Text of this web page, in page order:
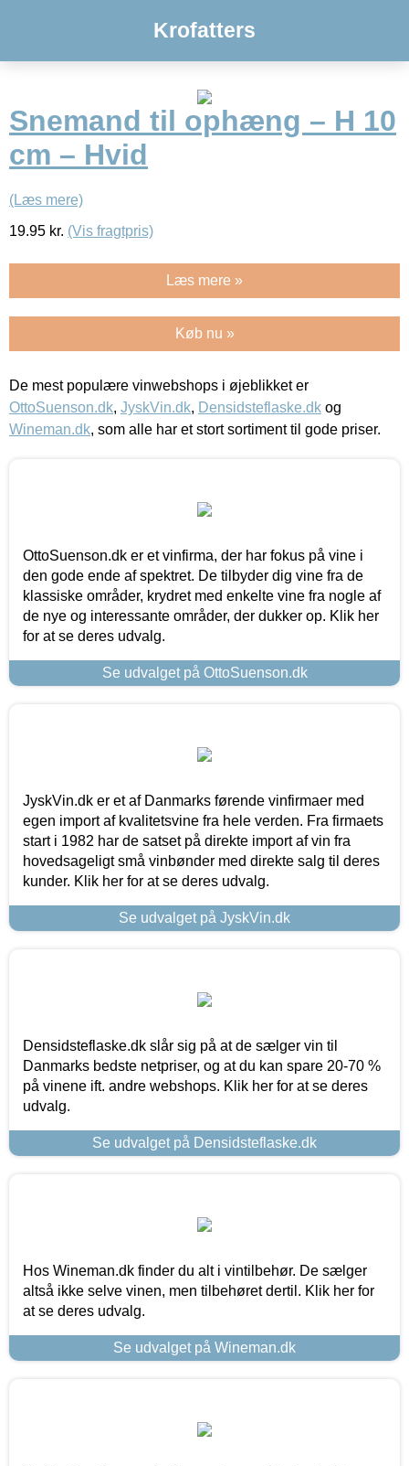
Krofatters
Snemand til ophæng – H 10
cm – Hvid
(Læs mere)
19.95 kr. (Vis fragtpris)
Læs mere »
Køb nu »
De mest populære vinwebshops i øjeblikket er
OttoSuenson.dk, JyskVin.dk, Densidsteflaske.dk og
Wineman.dk, som alle har et stort sortiment til gode priser.
OttoSuenson.dk er et vinfirma, der har fokus på vine i
den gode ende af spektret. De tilbyder dig vine fra de
klassiske områder, krydret med enkelte vine fra nogle af
de nye og interessante områder, der dukker op. Klik her
for at se deres udvalg.
Se udvalget på OttoSuenson.dk
JyskVin.dk er et af Danmarks førende vinfirmaer med
egen import af kvalitetsvine fra hele verden. Fra firmaets
start i 1982 har de satset på direkte import af vin fra
hovedsageligt små vinbønder med direkte salg til deres
kunder. Klik her for at se deres udvalg.
Se udvalget på JyskVin.dk
Densidsteflaske.dk slår sig på at de sælger vin til
Danmarks bedste netpriser, og at du kan spare 20-70 %
på vinene ift. andre webshops. Klik her for at se deres
udvalg.
Se udvalget på Densidsteflaske.dk
Hos Wineman.dk finder du alt i vintilbehør. De sælger
altså ikke selve vinen, men tilbehøret dertil. Klik her for
at se deres udvalg.
Se udvalget på Wineman.dk